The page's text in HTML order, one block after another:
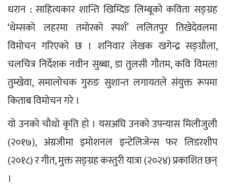
धरान : साहित्यकार शान्ति खिम्दिङ लिम्बूको कविता सङ्ग्रह
‘थेम्सको लहरमा तमोरको स्पर्श’ ललितपुर तिखेदेवलमा
विमोचन गरिएको छ । शनिवार लेखक खगेन्द्र सङ्ग्रौला,
चलचित्र निर्देशक नवीन सुब्बा, डा तुलसी गौतम, कवि विमला
तुम्खेवा, समालोचक गुरुङ सुशान्त लगायतले संयुक्त रूपमा
किताब विमोचन गरे ।
यो उनको चौथो कृति हो । यसअघि उनको उपन्यास मिलीजुली
(२०१७), अंग्रजीमा इमोशनल इन्टेलिजेन्स फर लिडरशीप
(२०१८) र गीत, मुक्त सङ्ग्रह कस्तुरी यात्रा (२०२४) प्रकाशित छन्
।